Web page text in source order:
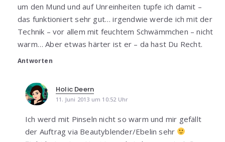
um den Mund und auf Unreinheiten tupfe ich damit –
das funktioniert sehr gut… irgendwie werde ich mit der
Technik – vor allem mit feuchtem Schwämmchen – nicht
warm… Aber etwas härter ist er – da hast Du Recht.
Antworten
Holic Deern
11. Juni 2013 um 10:52 Uhr
Ich werd mit Pinseln nicht so warm und mir gefällt
der Auftrag via Beautyblender/Ebelin sehr